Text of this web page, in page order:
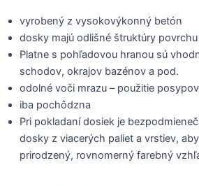
vyrobený z vysokovýkonný betón
dosky majú odlišné štruktúry povrchu
Platne s pohľadovou hranou sú
schodov, okrajov bazénov a pod.
odolné voči mrazu – použitie
iba pochôdzna
Pri pokladaní dosiek je
dosky z viacerých paliet a vrstiev,
prirodzený, rovnomerný farebný